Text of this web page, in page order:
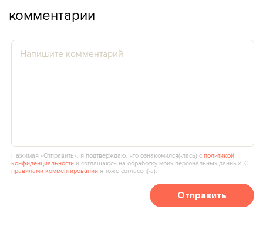
комментарии
Нажимая «Отправить», я подтверждаю, что ознакомился(‑лась) сполитикой
конфиденциальности и соглашаюсь на обработку моих персональных данных. С
правилами комментирования я тоже согласен(‑а).
Отправить